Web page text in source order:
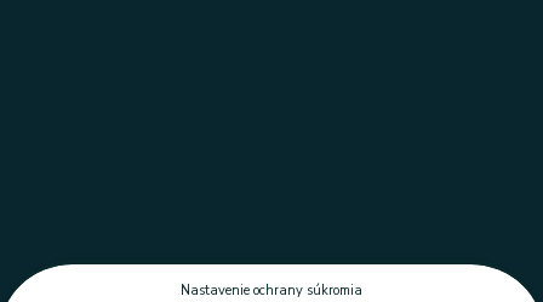
Nastavenie ochrany súkromia